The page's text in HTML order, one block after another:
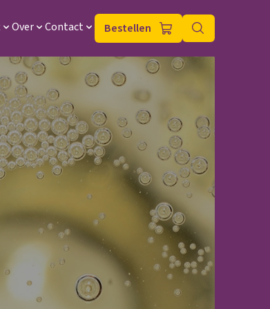
Over Contact Bestellen